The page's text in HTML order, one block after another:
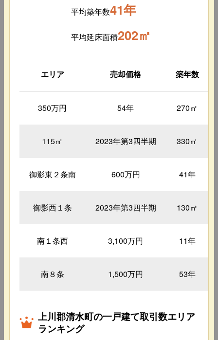
平均築年数41年
平均延床面積202㎡
エリア 売却価格 築年数
350万円 54年 270㎡
115㎡ 2023年第3四半期 330㎡
御影東２条南 600万円 41年
御影西１条 2023年第3四半期 130㎡
南１条西 3,100万円 11年
南８条 1,500万円 53年
上川郡清水町の一戸建て取引数エリア
ランキング